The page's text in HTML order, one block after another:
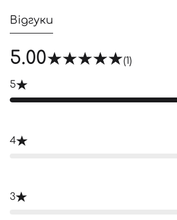
Відгуки
5.00 (1)
5
4
3